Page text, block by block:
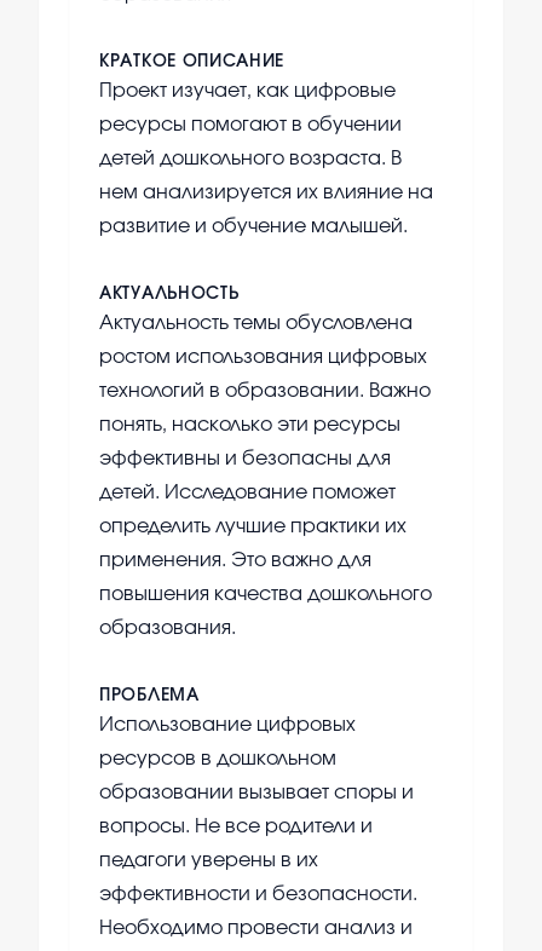
КРАТКОЕ ОПИСАНИЕ
Проект изучает, как цифровые
ресурсы помогают в обучении
детей дошкольного возраста. В
нем анализируется их влияние на
развитие и обучение малышей.
АКТУАЛЬНОСТЬ
Актуальность темы обусловлена
ростом использования цифровых
технологий в образовании. Важно
понять, насколько эти ресурсы
эффективны и безопасны для
детей. Исследование поможет
определить лучшие практики их
применения. Это важно для
повышения качества дошкольного
образования.
ПРОБЛЕМА
Использование цифровых
ресурсов в дошкольном
образовании вызывает споры и
вопросы. Не все родители и
педагоги уверены в их
эффективности и безопасности.
Необходимо провести анализ и